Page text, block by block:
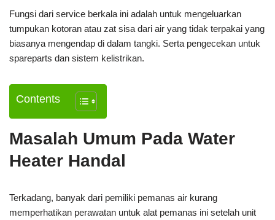
Fungsi dari service berkala ini adalah untuk mengeluarkan
tumpukan kotoran atau zat sisa dari air yang tidak terpakai yang
biasanya mengendap di dalam tangki. Serta pengecekan untuk
spareparts dan sistem kelistrikan.
Contents
Masalah Umum Pada Water
Heater Handal
Terkadang, banyak dari pemiliki pemanas air kurang
memperhatikan perawatan untuk alat pemanas ini setelah unit